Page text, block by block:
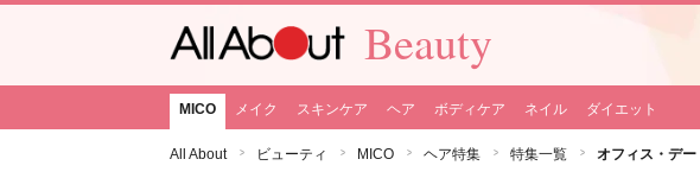
Beauty
MICO メイク スキンケア ヘア ボディケア ネイル ダイエット
All About ビューティ MICO ヘア特集 特集一覧 オフィス・デ